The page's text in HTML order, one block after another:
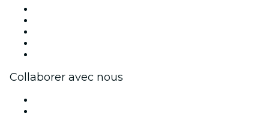
Collaborer avec nous